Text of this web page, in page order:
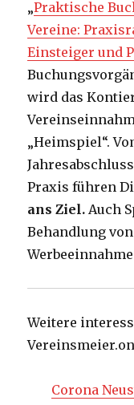
„Praktische
Vereine:
Einsteiger und
wird das
„Heimspiel“.
Praxis führen
ans Ziel. Auch
Behandlung
Weitere
Corona